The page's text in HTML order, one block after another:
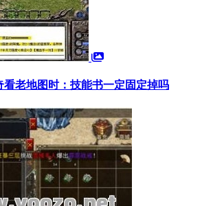
看老地图时：技能书一定固定掉吗